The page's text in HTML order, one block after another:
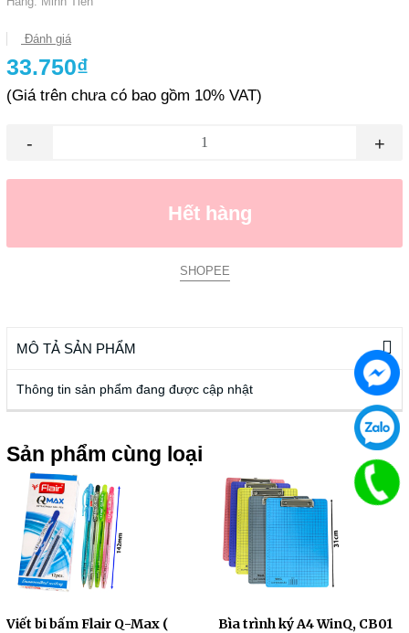
Đánh giá
33.750₫
(Giá trên chưa có bao gồm 10% VAT)
- +
Hết hàng
SHOPEE
MÔ TẢ SẢN PHẨM
Thông tin sản phẩm đang được cập nhật
Sản phẩm cùng loại
Viết bi bấm Flair Q-Max (
Bìa trình ký A4 WinQ, CB01